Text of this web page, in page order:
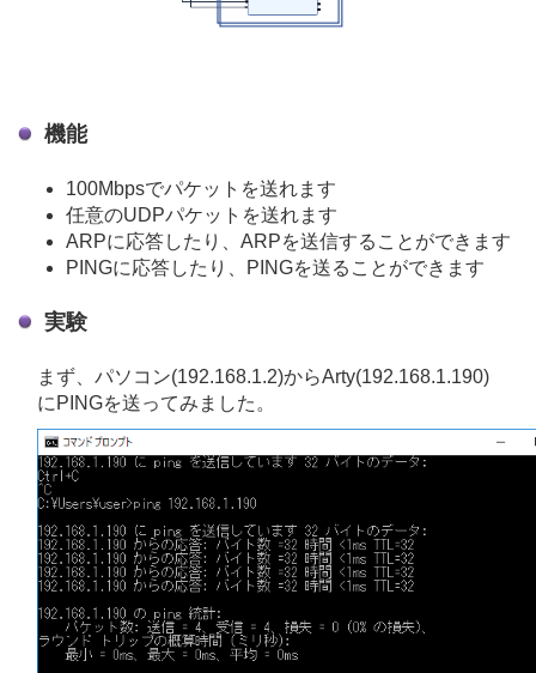
機能
100Mbpsでパケットを送れます
任意のUDPパケットを送れます
ARPに応答したり、ARPを送信することができます
PINGに応答したり、PINGを送ることができます
実験
まず、パソコン(192.168.1.2)からArty(192.168.1.190)
にPINGを送ってみました。